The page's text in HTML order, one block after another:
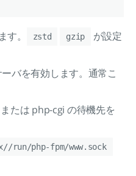
。 zstd gzip
が設定
バを有効します。通常こ
たは php-cgi の待機先を
run/php-fpm/www.sock